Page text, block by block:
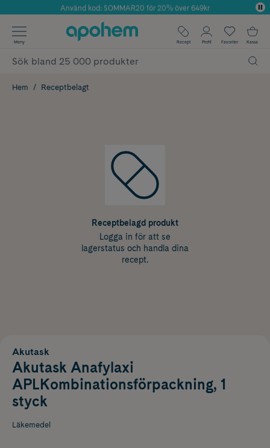
Årets Butik 2025 inom Skönhet
Använd kod: SOMMAR20 för 20% över 649kr
✓ Fri frakt
✓ Poäng på alla köp*
Meny Recept Profil Favoriter Kassa
Hem Receptbelagt
Receptbelagd produkt
Logga in för att se
lagerstatus och handla dina
recept.
Akutask
Akutask Anafylaxi
APLKombinationsförpackning, 1
styck
Läkemedel